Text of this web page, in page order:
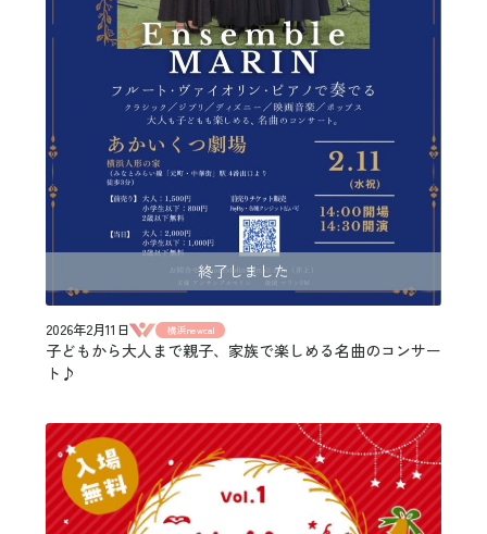
終了しました
2026年2月11日 横浜newcal
子どもから大人まで親子、家族で楽しめる名曲のコンサー
ト♪